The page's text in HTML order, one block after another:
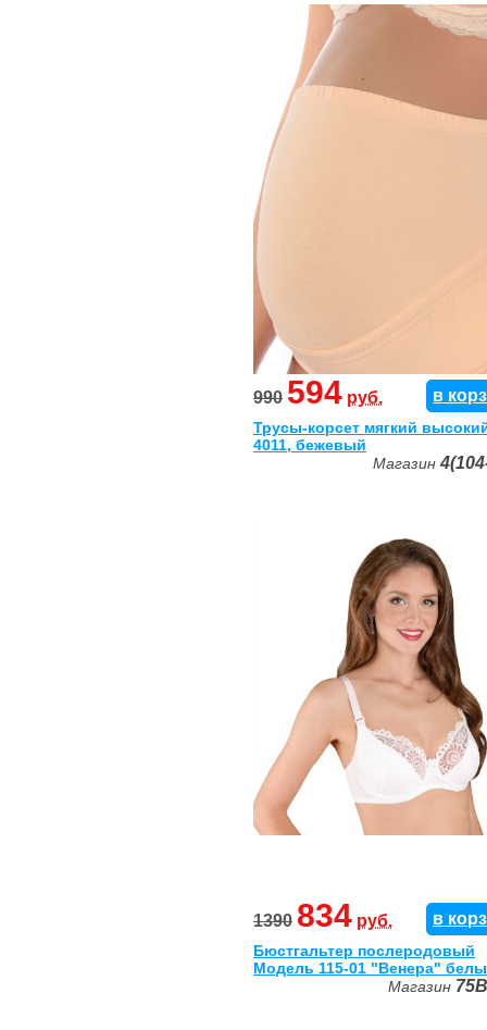
990 594 руб. в
Трусы-корсет мягкий
4011, бежевый
Магазин
1390 834 руб. в
Бюстгальтер послеродовый
Модель 115-01 "Венера"
Магазин